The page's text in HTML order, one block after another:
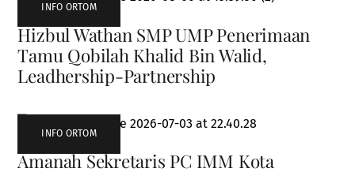
INFO ORTOM
Hizbul Wathan SMP UMP Penerimaan
Tamu Qobilah Khalid Bin Walid,
Leadhership-Partnership
INFO ORTOM
Amanah Sekretaris PC IMM Kota